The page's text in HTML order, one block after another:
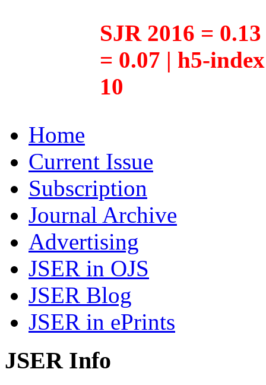
SJR 2016 =
= 0.07 | h5-
10
Home
Current Issue
Subscription
Journal Archive
Advertising
JSER in OJS
JSER Blog
JSER in ePrints
JSER Info